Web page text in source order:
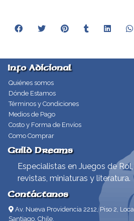
Info Adicional
Quiénes somos
Dónde Estamos
Términos y Condiciones
Medios de Pago
Costo y Forma de Envíos
Como Comprar
Guild Dreams
Especialistas en Juegos de
revistas, miniaturas y literatura.
Contáctanos
Av. Nueva Providencia 2212, Piso 2,
Santiago, Chile.